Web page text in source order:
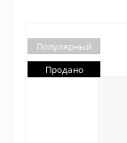
Популярный
Продано